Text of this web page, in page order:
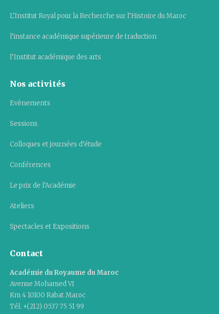
L’Institut Royal pour la Recherche sur l’Histoire du Maroc
l’instance académique supérieure de traduction
l’Institut académique des arts
Nos activités
Evènements
Sessions
Colloques et journées d’étude
Conférences
Le prix de l’Académie
Ateliers
Spectacles et Expositions
Contact
Académie du Royaume du Maroc
Avenue Mohamed VI
Km 4 10100 Rabat Maroc
Tél. +(212) 0537 75 51 99